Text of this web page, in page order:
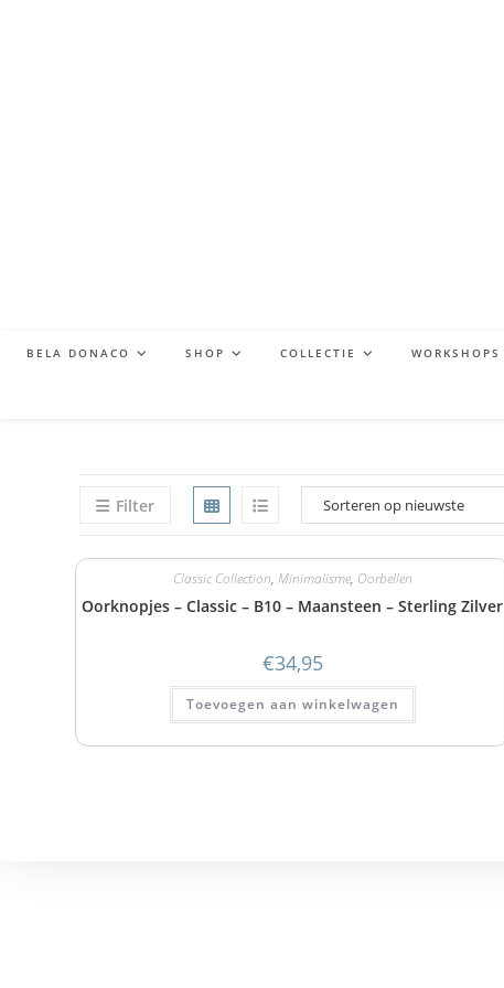
BELA DONACO SHOP COLLECTIE WORKSHOPS
Filter
Classic Collection, Minimalisme, Oorbellen
Oorknopjes – Classic – B10 – Maansteen – Sterling Zilver
€34,95
Toevoegen aan winkelwagen